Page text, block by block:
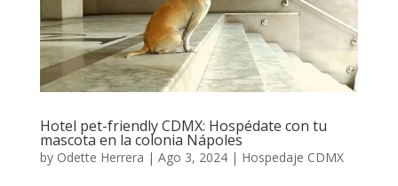
Hotel pet-friendly CDMX: Hospédate con tu
mascota en la colonia Nápoles
by Odette Herrera | Ago 3, 2024| Hospedaje CDMX